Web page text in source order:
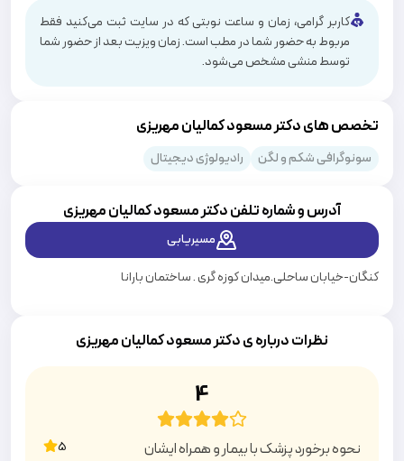
کاربر گرامی، زمان و ساعت نوبتی که در سایت ثبت می‌کنید فقط
مربوط به حضور شما در مطب است. زمان ویزیت بعد از حضور شما
توسط منشی مشخص می‌شود.
تخصص های دکتر مسعود کمالیان مهریزی
سونوگرافی شکم و لگن رادیولوژی دیجیتال
آدرس و شماره تلفن دکترمسعود کمالیان مهریزی
مسیریابی
کنگان-خیابان ساحلی.میدان کوزه گری . ساختمان بارانا
نظرات درباره ی دکتر مسعود کمالیان مهریزی
4
نحوه برخورد پزشک با بیمار و همراه ایشان 5